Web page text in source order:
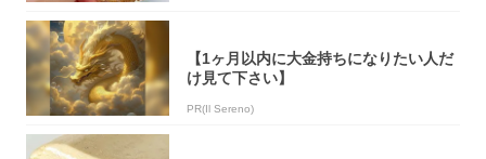
【1ヶ月以内に大金持ちになりたい人だ
け見て下さい】
PR(Il Sereno)